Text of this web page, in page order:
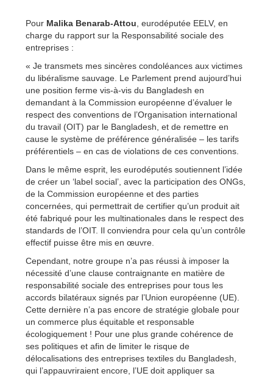
Pour Malika Benarab-Attou , eurodéputée EELV, en
charge du rapport sur la Responsabilité sociale des
entreprises :
« Je transmets mes sincères condoléances aux victimes
du libéralisme sauvage. Le Parlement prend aujourd’hui
une position ferme vis-à-vis du Bangladesh en
demandant à la Commission européenne d’évaluer le
respect des conventions de l’Organisation international
du travail (OIT) par le Bangladesh, et de remettre en
cause le système de préférence généralisée – les tarifs
préférentiels – en cas de violations de ces conventions.
Dans le même esprit, les eurodéputés soutiennent l’idée
de créer un ‘label social’, avec la participation des ONGs,
de la Commission européenne et des parties
concernées, qui permettrait de certifier qu’un produit ait
été fabriqué pour les multinationales dans le respect des
standards de l’OIT. Il conviendra pour cela qu’un contrôle
effectif puisse être mis en œuvre.
Cependant, notre groupe n’a pas réussi à imposer la
nécessité d’une clause contraignante en matière de
responsabilité sociale des entreprises pour tous les
accords bilatéraux signés par l’Union européenne (UE).
Cette dernière n’a pas encore de stratégie globale pour
un commerce plus équitable et responsable
écologiquement ! Pour une plus grande cohérence de
ses politiques et afin de limiter le risque de
délocalisations des entreprises textiles du Bangladesh,
qui l’appauvriraient encore, l’UE doit appliquer sa